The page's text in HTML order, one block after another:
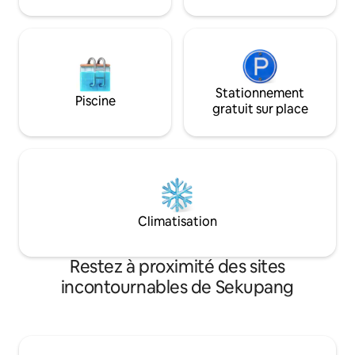
Piscine
Stationnement
gratuit sur place
Climatisation
Restez à proximité des sites
incontournables de Sekupang